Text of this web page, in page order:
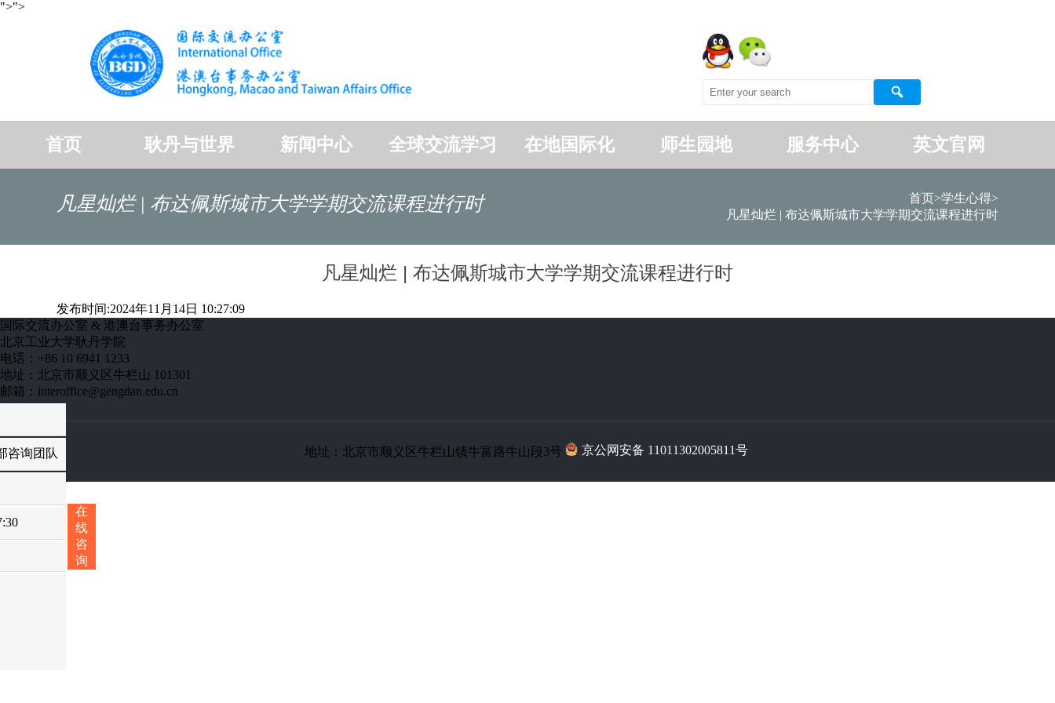
">">
首页 耿丹与世界 新闻中心 全球交流学习 在地国际化 师生园地 服务中心 英文官网
凡星灿烂 | 布达佩斯城市大学学期交流课程进行时 首页>学生心得>
凡星灿烂 | 布达佩斯城市大学学期交流课程进行时
凡星灿烂 | 布达佩斯城市大学学期交流课程进行时
发布时间:2024年11月14日 10:27:09
在
线
咨
询
咨询团队
国际交流办公室 & 港澳台事务办公室
北京工业大学耿丹学院
电话：+86 10 6941 1233
地址：北京市顺义区牛栏山 101301
邮箱：interoffice@gengdan.edu.cn
地址：北京市顺义区牛栏山镇牛富路牛山段3号 京公网安备 11011302005811号